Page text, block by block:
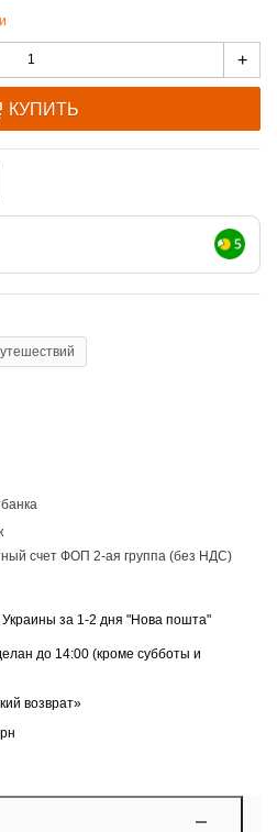
+
КУПИТЬ
счет ФОП 2-ая группа (без НДС)
за 1-2 дня "Нова пошта"
до 14:00 (кроме субботы и
возврат»